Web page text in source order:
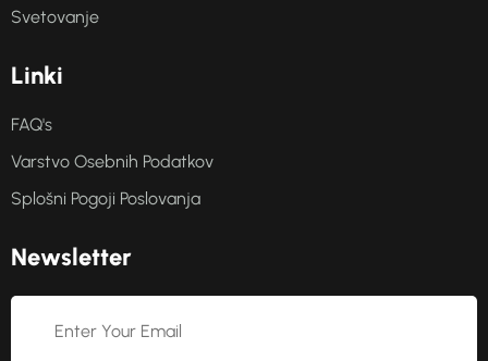
Svetovanje
Linki
FAQ's
Varstvo Osebnih Podatkov
Splošni Pogoji Poslovanja
Newsletter